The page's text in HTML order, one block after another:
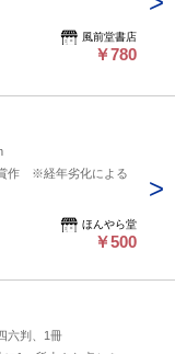
風前堂書店
￥780
作 ※経年劣化による
ほんやら堂
￥500
六判、1冊